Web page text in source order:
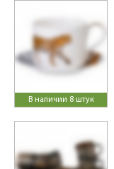
В наличии 8 штук